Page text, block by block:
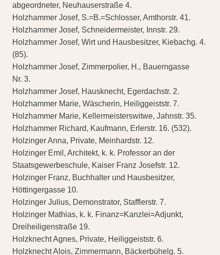
abgeordneter, Neuhauserstraße 4.
Holzhammer Josef, S.=B.=Schlosser, Amthorstr. 41.
Holzhammer Josef, Schneidermeister, Innstr. 29.
Holzhammer Josef, Wirt und Hausbesitzer, Kiebachg. 4.
(85).
Holzhammer Josef, Zimmerpolier, H., Bauerngasse
Nr. 3.
Holzhammer Josef, Hausknecht, Egerdachstr. 2.
Holzhammer Marie, Wäscherin, Heiliggeiststr. 7.
Holzhammer Marie, Kellermeisterswitwe, Jahnstr. 35.
Holzhammer Richard, Kaufmann, Erlerstr. 16. (532).
Holzinger Anna, Private, Meinhardstr. 12.
Holzinger Emil, Architekt, k. k. Professor an der
Staatsgewerbeschule, Kaiser Franz Josefstr. 12.
Holzinger Franz, Buchhalter und Hausbesitzer,
Höttingergasse 10.
Holzinger Julius, Demonstrator, Stafflerstr. 7.
Holzinger Mathias, k. k. Finanz=Kanzlei=Adjunkt,
Dreiheiligenstraße 19.
Holzknecht Agnes, Private, Heiliggeiststr. 6.
Holzknecht Alois, Zimmermann, Bäckerbühelg. 5.